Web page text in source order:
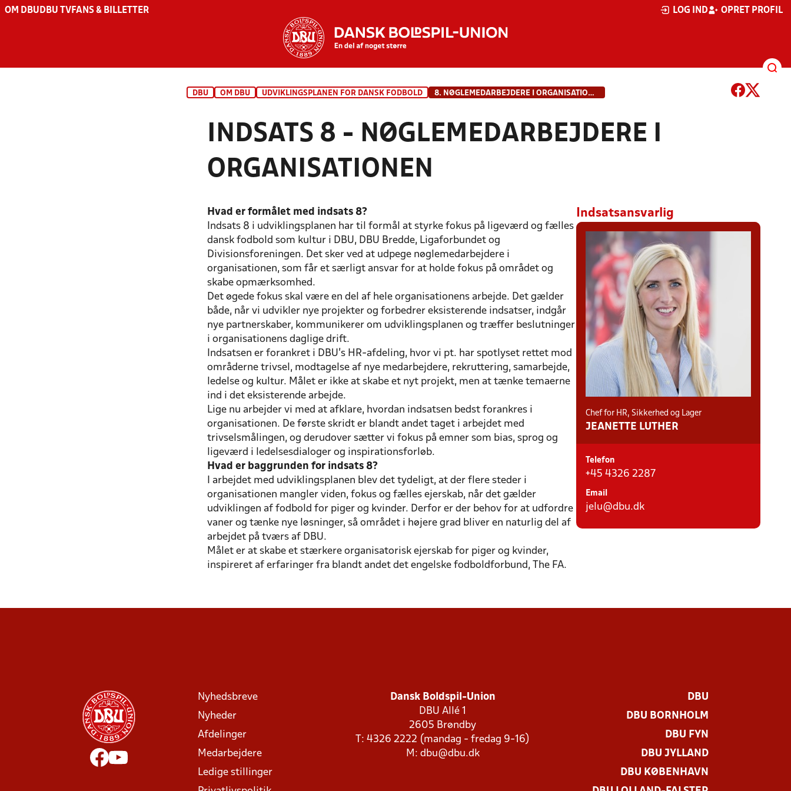
OM DBU DBU TV FANS & BILLETTER LOG IND OPRET PROFIL
DBU OM DBU UDVIKLINGSPLANEN FOR DANSK FODBOLD 8. NØGLEMEDARBEJDERE I ORGANISATIONEN
INDSATS 8 - NØGLEMEDARBEJDERE I
ORGANISATIONEN
Hvad er formålet med indsats 8?
Indsats 8 i udviklingsplanen har til formål at styrke fokus på ligeværd og fælles
dansk fodbold som kultur i DBU, DBU Bredde, Ligaforbundet og
Divisionsforeningen. Det sker ved at udpege nøglemedarbejdere i
organisationen, som får et særligt ansvar for at holde fokus på området og
skabe opmærksomhed.
Det øgede fokus skal være en del af hele organisationens arbejde. Det gælder
både, når vi udvikler nye projekter og forbedrer eksisterende indsatser, indgår
nye partnerskaber, kommunikerer om udviklingsplanen og træffer beslutninger
i organisationens daglige drift.
Indsatsen er forankret i DBU’s HR-afdeling, hvor vi pt. har spotlyset rettet mod
områderne trivsel, modtagelse af nye medarbejdere, rekruttering, samarbejde,
ledelse og kultur. Målet er ikke at skabe et nyt projekt, men at tænke temaerne
ind i det eksisterende arbejde.
Lige nu arbejder vi med at afklare, hvordan indsatsen bedst forankres i
organisationen. De første skridt er blandt andet taget i arbejdet med
trivselsmålingen, og derudover sætter vi fokus på emner som bias, sprog og
ligeværd i ledelsesdialoger og inspirationsforløb.
Hvad er baggrunden for indsats 8?
I arbejdet med udviklingsplanen blev det tydeligt, at der flere steder i
organisationen mangler viden, fokus og fælles ejerskab, når det gælder
udviklingen af fodbold for piger og kvinder. Derfor er der behov for at udfordre
vaner og tænke nye løsninger, så området i højere grad bliver en naturlig del af
arbejdet på tværs af DBU.
Målet er at skabe et stærkere organisatorisk ejerskab for piger og kvinder,
inspireret af erfaringer fra blandt andet det engelske fodboldforbund, The FA.
Indsatsansvarlig
Chef for HR, Sikkerhed og Lager
JEANETTE LUTHER
Telefon
+45 4326 2287
Email
jelu@dbu.dk
Nyhedsbreve
Nyheder
Afdelinger
Medarbejdere
Ledige stillinger
Dansk Boldspil-Union
DBU Allé 1
2605 Brøndby
T: 4326 2222 (mandag - fredag 9-16)
M: dbu@dbu.dk
DBU
DBU BORNHOLM
DBU FYN
DBU JYLLAND
DBU KØBENHAVN